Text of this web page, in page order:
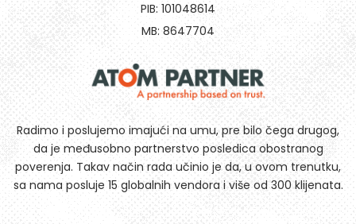
PIB: 101048614
MB: 8647704
Radimo i poslujemo imajući na umu, pre bilo čega drugog,
da je međusobno partnerstvo posledica obostranog
poverenja. Takav način rada učinio je da, u ovom trenutku,
sa nama posluje 15 globalnih vendora i više od 300 klijenata.